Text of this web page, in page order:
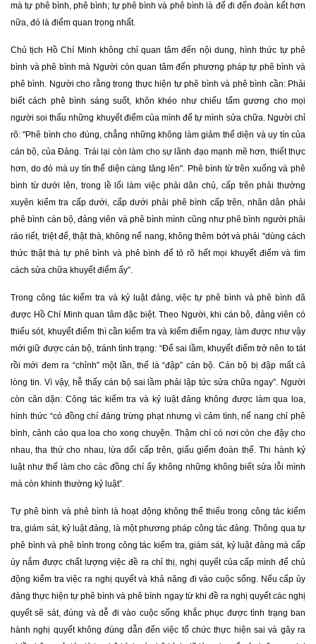
mà tự phê bình, phê bình; tự phê bình và phê bình là để đi đến đoàn kết hơn
nữa, đó là điểm quan trọng nhất.
Chủ tịch Hồ Chí Minh không chỉ quan tâm đến nội dung, hình thức tự phê
bình và phê bình mà Người còn quan tâm đến phương pháp tự phê bình và
phê bình. Người cho rằng trong thực hiện tự phê bình và phê bình cần: Phải
biết cách phê bình sáng suốt, khôn khéo như chiếu tấm gương cho mọi
người soi thấu những khuyết điểm của mình để tự mình sửa chữa. Người chỉ
rõ: "Phê bình cho đúng, chẳng những không làm giảm thể diện và uy tín của
cán bộ, của Đảng. Trái lại còn làm cho sự lãnh đạo mạnh mẽ hơn, thiết thực
hơn, do đó mà uy tín thể diện càng tăng lên". Phê bình từ trên xuống và phê
bình từ dưới lên, trong lề lối làm việc phải dân chủ, cấp trên phải thường
xuyên kiểm tra cấp dưới, cấp dưới phải phê bình cấp trên, nhân dân phải
phê bình cán bộ, đảng viên và phê bình mình cũng như phê bình người phải
ráo riết, triệt để, thật thà, không nể nang, không thêm bớt và phải "dùng cách
thức thật thà tự phê bình và phê bình để tỏ rõ hết mọi khuyết điểm và tìm
cách sửa chữa khuyết điểm ấy”.
Trong công tác kiểm tra và kỷ luật đảng, việc tự phê bình và phê bình đã
được Hồ Chí Minh quan tâm đặc biệt. Theo Người, khi cán bộ, đảng viên có
thiếu sót, khuyết điểm thì cần kiểm tra và kiểm điểm ngay, làm được như vậy
mới giữ được cán bộ, tránh tình trạng: “Để sai lầm, khuyết điểm trở nên to tát
rồi mới đem ra “chỉnh” một lần, thế là “đập” cán bộ. Cán bộ bị đập mất cả
lòng tin. Vì vậy, hễ thấy cán bộ sai lầm phải lập tức sửa chữa ngay”. Người
còn căn dặn: Công tác kiểm tra và kỷ luật đảng không được làm qua loa,
hình thức “có đồng chí đáng trừng phạt nhưng vì cảm tình, nể nang chỉ phê
bình, cảnh cáo qua loa cho xong chuyện. Thậm chí có nơi còn che đậy cho
nhau, tha thứ cho nhau, lừa dối cấp trên, giấu giếm đoàn thể. Thi hành kỷ
luật như thế làm cho các đồng chí ấy không những không biết sửa lỗi mình
mà còn khinh thường kỷ luật”.
Tự phê bình và phê bình là hoạt động không thể thiếu trong công tác kiểm
tra, giám sát, kỷ luật đảng, là một phương pháp công tác đảng. Thông qua tự
phê bình và phê bình trong công tác kiểm tra, giám sát, kỷ luật đảng mà cấp
ủy nắm được chất lượng việc đề ra chỉ thị, nghị quyết của cấp mình để chủ
động kiểm tra việc ra nghị quyết và khả năng đi vào cuộc sống. Nếu cấp ủy
đảng thực hiện tự phê bình và phê bình ngay từ khi đề ra nghị quyết các nghị
quyết sẽ sát, đúng và dễ đi vào cuộc sống khắc phục được tình trạng ban
hành nghị quyết không đúng dẫn đến việc tổ chức thực hiện sai và gây ra